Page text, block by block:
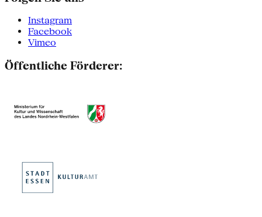
Instagram
Facebook
Vimeo
Öffentliche Förderer: